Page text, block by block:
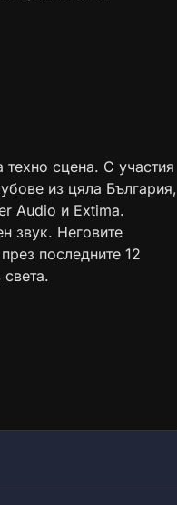
сцена. С участия
из цяла България,
Audio и Extima.
звук. Неговите
последните 12